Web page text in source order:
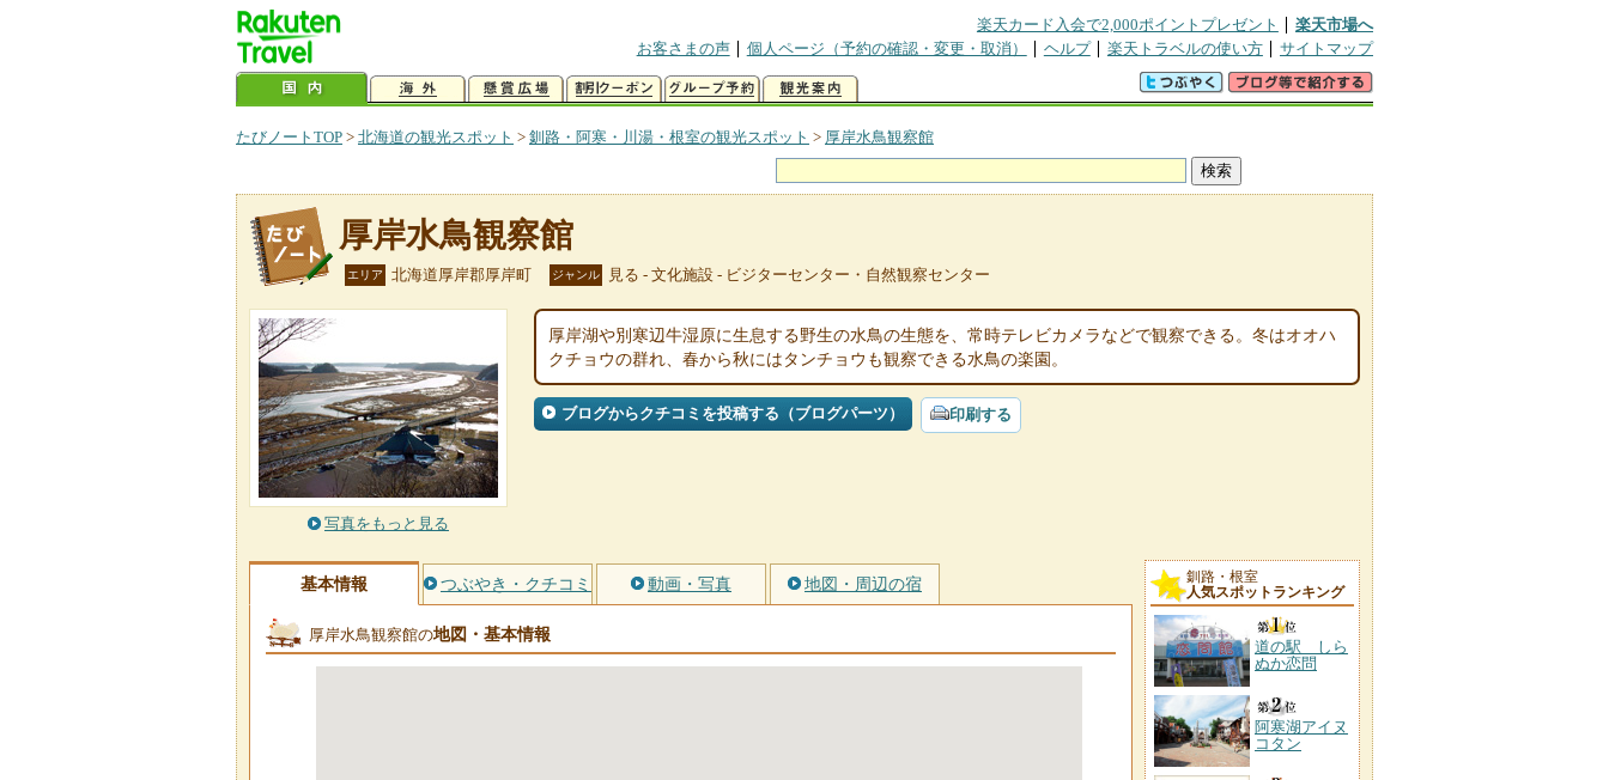
楽天カード入会で2,000ポイントプレゼント
楽天市場へ
お客さまの声
個人ページ（予約の確認・変更・取消） ヘルプ 楽天トラベルの使い方 サイトマップ
たびノートTOP > 北海道の観光スポット > 釧路・阿寒・川湯・根室の観光スポット > 厚岸水鳥観察館
厚岸水鳥観察館
エリア 北海道厚岸郡厚岸町 ジャンル 見る - 文化施設 - ビジターセンター・自然観察センター
写真をもっと見る
厚岸湖や別寒辺牛湿原に生息する野生の水鳥の生態を、常時テレビカメラなどで観察できる。冬はオオハ
クチョウの群れ、春から秋にはタンチョウも観察できる水鳥の楽園。
ブログからクチコミを投稿する（ブログパーツ） 印刷する
基本情報 つぶやき・クチコミ 動画・写真 地図・周辺の宿
厚岸水鳥観察館の地図・基本情報
釧路・根室
人気スポットランキング
道の駅 しら
ぬか恋問
阿寒湖アイヌ
コタン